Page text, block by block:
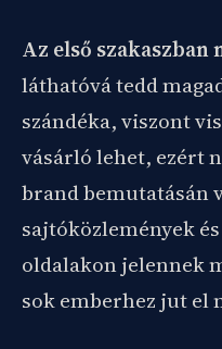
Az első szakaszban
láthatóvá tedd
szándéka, viszont
vásárló lehet, ezért
brand bemutatásán
sajtóközlemények
oldalakon jelennek
sok emberhez jut el